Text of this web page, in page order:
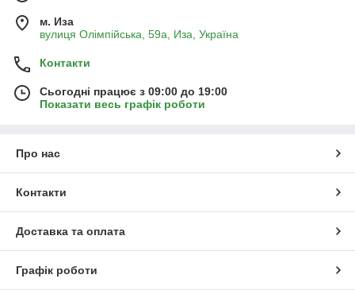
м. Иза
вулиця Олімпійська, 59а, Иза, Україна
Контакти
Сьогодні працює з 09:00 до 19:00
Показати весь графік роботи
Про нас
Контакти
Доставка та оплата
Графік роботи